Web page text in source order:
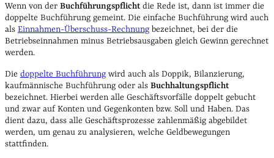
Wenn von der Buchführungspflicht die Rede ist, dann ist immer die
doppelte Buchführung gemeint. Die einfache Buchführung wird auch
als Einnahmen-Überschuss-Rechnung bezeichnet, bei der die
Betriebseinnahmen minus Betriebsausgaben gleich Gewinn gerechnet
werden.
Die doppelte Buchführung wird auch als Doppik, Bilanzierung,
kaufmännische Buchführung oder als Buchhaltungspflicht
bezeichnet. Hierbei werden alle Geschäftsvorfälle doppelt gebucht
und zwar auf Konten und Gegenkonten bzw. Soll und Haben. Das
dient dazu, dass alle Geschäftsprozesse zahlenmäßig abgebildet
werden, um genau zu analysieren, welche Geldbewegungen
stattfinden.